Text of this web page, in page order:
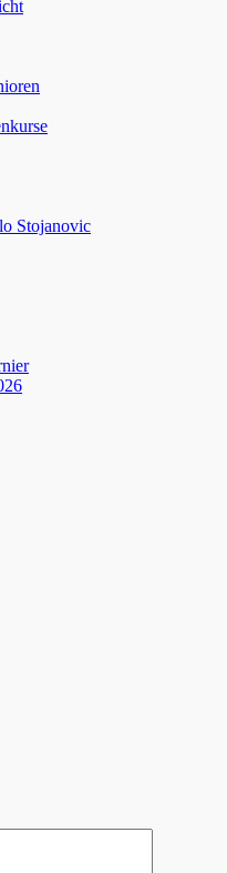
Stojanovic